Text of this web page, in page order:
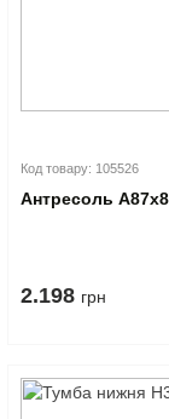
Код товару: 105526
Антресоль
2.198 грн